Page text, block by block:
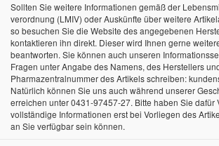
Sollten Sie weitere Informationen gemäß der
verordnung (LMIV) oder Auskünfte über weitere
so besuchen Sie die Website des angegebenen
kontaktieren ihn direkt. Dieser wird Ihnen gerne
beantworten. Sie können auch unseren
Fragen unter Angabe des Namens, des Herstellers
Pharmazentralnummer des Artikels schreiben:
Natürlich können Sie uns auch während unserer
erreichen unter 0431-97457-27. Bitte haben Sie dafür
vollständige Informationen erst bei Vorliegen des
an Sie verfügbar sein können.